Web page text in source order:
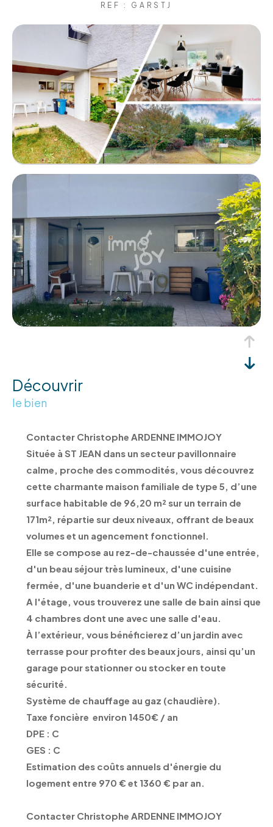
REF : GARSTJ
découvrir
le bien
Contacter Christophe ARDENNE IMMOJOY
Située à ST JEAN dans un secteur pavillonnaire
calme, proche des commodités, vous découvrez
cette charmante maison familiale de type 5, d’une
surface habitable de 96,20 m² sur un terrain de
171m², répartie sur deux niveaux, offrant de beaux
volumes et un agencement fonctionnel.
Elle se compose au rez-de-chaussée d'une entrée,
d'un beau séjour très lumineux, d'une cuisine
fermée, d'une buanderie et d'un WC indépendant.
A l'étage, vous trouverez une salle de bain ainsi que
4 chambres dont une avec une salle d'eau.
À l’extérieur, vous bénéficierez d’un jardin avec
terrasse pour profiter des beaux jours, ainsi qu’un
garage pour stationner ou stocker en toute
sécurité.
Système de chauffage au gaz (chaudière).
Taxe foncière environ 1450€ / an
DPE : C
GES : C
Estimation des coûts annuels d'énergie du
logement entre 970 € et 1360 € par an.
Contacter Christophe ARDENNE IMMOJOY